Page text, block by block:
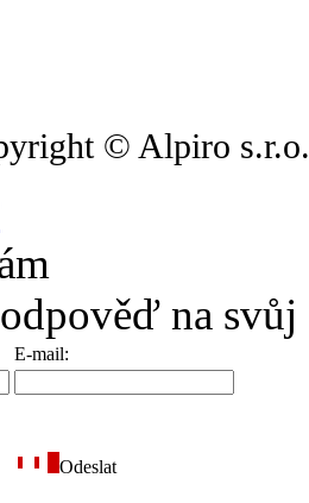
© Alpiro
na
E-mail:
Odeslat